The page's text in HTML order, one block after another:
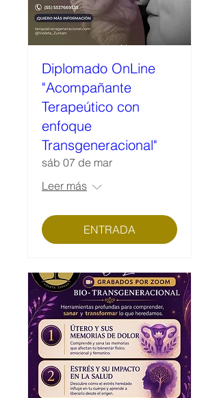
Diplomado OnLine
"Acompañante
Terapeútico con
enfoque
Transgeneracional"
sáb 07 de mar
Leer más
ENTRADA